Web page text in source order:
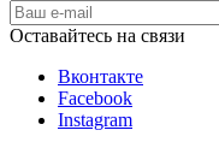
Оставайтесь на связи
Вконтакте
Facebook
Instagram